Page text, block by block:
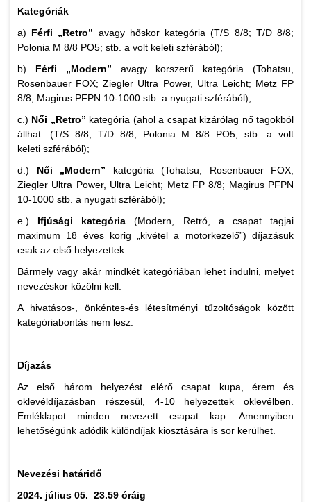
Kategóriák
a) Férfi „Retro” avagy hőskor kategória (T/S 8/8; T/D 8/8;
Polonia M 8/8 PO5; stb. a volt keleti szférából);
b) Férfi „Modern” avagy korszerű kategória (Tohatsu,
Rosenbauer FOX; Ziegler Ultra Power, Ultra Leicht; Metz FP
8/8; Magirus PFPN 10-1000 stb. a nyugati szférából);
c.) Női „Retro” kategória (ahol a csapat kizárólag nő tagokból
állhat. (T/S 8/8; T/D 8/8; Polonia M 8/8 PO5; stb. a volt
keleti szférából);
d.) Női „Modern” kategória (Tohatsu, Rosenbauer FOX;
Ziegler Ultra Power, Ultra Leicht; Metz FP 8/8; Magirus PFPN
10-1000 stb. a nyugati szférából);
e.) Ifjúsági kategória (Modern, Retró, a csapat tagjai
maximum 18 éves korig „kivétel a motorkezelő”) díjazásuk
csak az első helyezettek.
Bármely vagy akár mindkét kategóriában lehet indulni, melyet
nevezéskor közölni kell.
A hivatásos-, önkéntes-és létesítményi tűzoltóságok között
kategóriabontás nem lesz.
Díjazás
Az első három helyezést elérő csapat kupa, érem és
oklevéldíjazásban részesül, 4-10 helyezettek oklevélben.
Emléklapot minden nevezett csapat kap. Amennyiben
lehetőségünk adódik különdíjak kiosztására is sor kerülhet.
Nevezési határidő
2024. július 05. 23.59 óráig